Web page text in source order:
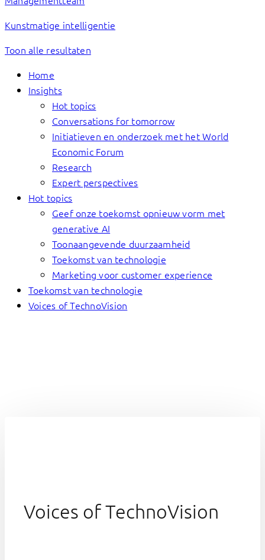
Kunstmatige intelligentie
Toon alle resultaten
Home
Insights
Hot topics
Conversations for tomorrow
Initiatieven en onderzoek met het World
Economic Forum
Research
Expert perspectives
Hot topics
Geef onze toekomst opnieuw vorm met
generative AI
Toonaangevende duurzaamheid
Toekomst van technologie
Marketing voor customer experience
Toekomst van technologie
Voices of TechnoVision
Voices of TechnoVision